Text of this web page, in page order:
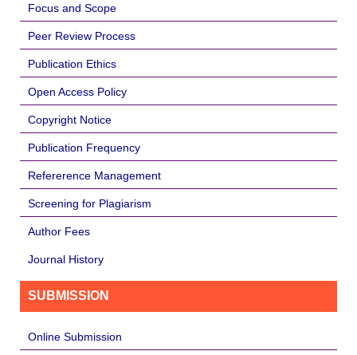
Focus and Scope
Peer Review Process
Publication Ethics
Open Access Policy
Copyright Notice
Publication Frequency
Refererence Management
Screening for Plagiarism
Author Fees
Journal History
SUBMISSION
Online Submission